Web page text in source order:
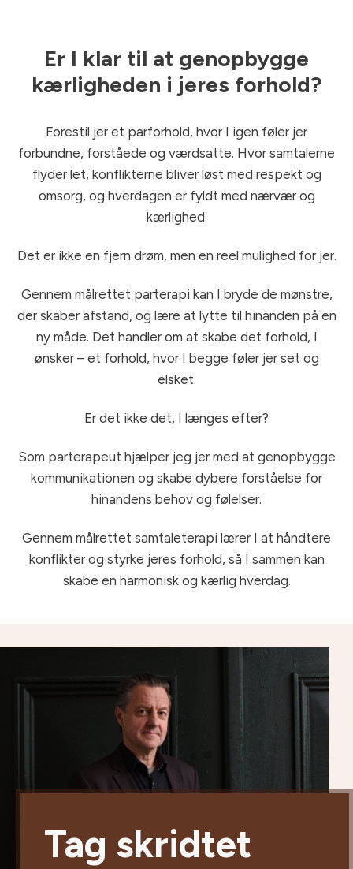
Er I klar til at genopbygge
kærligheden i jeres forhold?
Forestil jer et parforhold, hvor I igen føler jer
forbundne, forståede og værdsatte. Hvor samtalerne
flyder let, konflikterne bliver løst med respekt og
omsorg, og hverdagen er fyldt med nærvær og
kærlighed.
Det er ikke en fjern drøm, men en reel mulighed for jer.
Gennem målrettet parterapi kan I bryde de mønstre,
der skaber afstand, og lære at lytte til hinanden på en
ny måde. Det handler om at skabe det forhold, I
ønsker – et forhold, hvor I begge føler jer set og
elsket.
Er det ikke det, I længes efter?
Som parterapeut hjælper jeg jer med at genopbygge
kommunikationen og skabe dybere forståelse for
hinandens behov og følelser.
Gennem målrettet samtaleterapi lærer I at håndtere
konflikter og styrke jeres forhold, så I sammen kan
skabe en harmonisk og kærlig hverdag.
Tag skridtet